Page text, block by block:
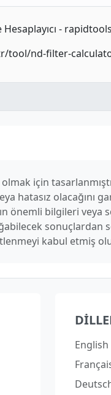
için
hatasız olacağını
önemli bilgileri veya
sonuçlardan
kabul etmiş
English